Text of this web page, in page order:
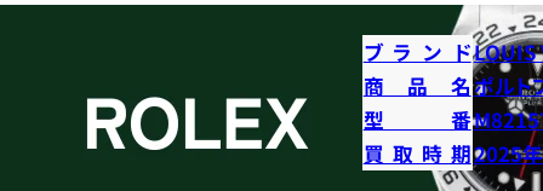
ブランドLOUIS
商品名ポルト
型番
買取時期2025